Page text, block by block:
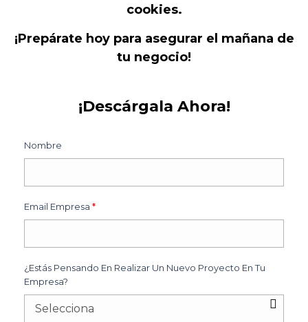
cookies.
¡Prepárate hoy para asegurar el mañana de
tu negocio!
¡Descárgala Ahora!
Nombre
Email Empresa *
¿Estás Pensando En Realizar Un Nuevo Proyecto En Tu
Empresa?